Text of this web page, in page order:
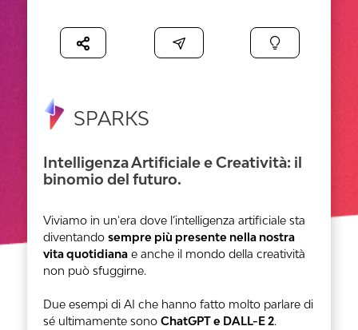
SPARKS
Intelligenza Artificiale e Creatività: il
binomio del futuro.
Viviamo in un'era dove l’intelligenza artificiale sta
diventando sempre più presente nella nostra
vita quotidiana e anche il mondo della creatività
non può sfuggirne.
Due esempi di AI che hanno fatto molto parlare di
sé ultimamente sono ChatGPT e DALL-E 2.